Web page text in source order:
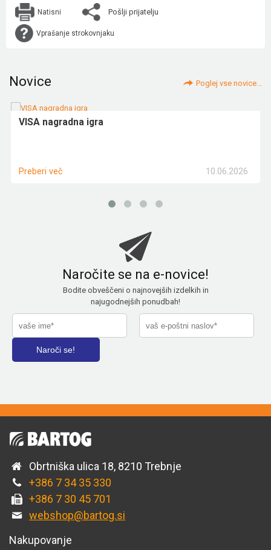
Natisni Pošlji prijatelju
Vprašanje strokovnjaku
Novice Poglej vse novice...
VISA nagradna igra
10.06.2026
Preberi več
Naročite se na e-novice!
Bodite obveščeni o najnovejših izdelkih in
najugodnejših ponudbah!
Obrtniška ulica 18, 8210 Trebnje
+386 7 34 35 330
+386 7 30 45 701
webshop@bartog.si
Nakupovanje